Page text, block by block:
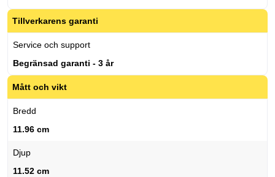
Tillverkarens garanti
Service och support
Begränsad garanti - 3 år
Mått och vikt
Bredd
11.96 cm
Djup
11.52 cm